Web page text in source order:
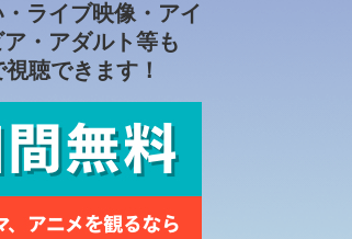
ライブ映像・アイ
ア・アダルト等も
聴できます！